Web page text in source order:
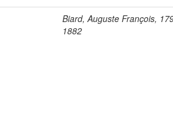
Biard, Auguste François,
1882